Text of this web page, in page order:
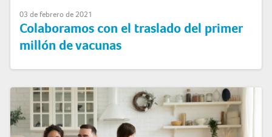
03 de febrero de 2021
Colaboramos con el traslado del primer
millón de vacunas